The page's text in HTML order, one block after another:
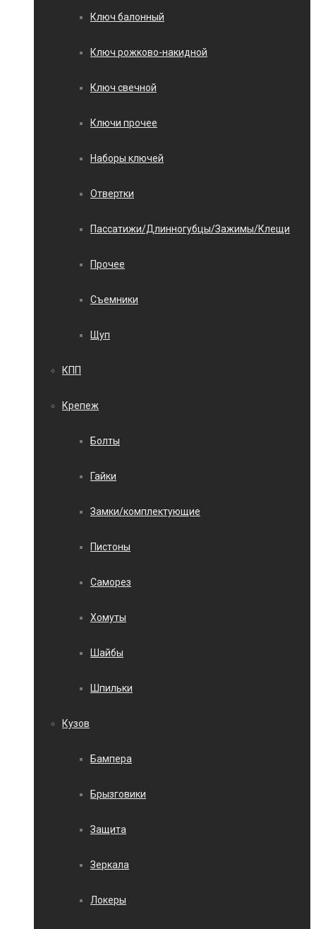
Ключ балонный
Ключ рожково-накидной
Ключ свечной
Ключи прочее
Наборы ключей
Отвертки
Пассатижи/Длинногубцы/Зажимы/Клещи
Прочее
Съемники
Щуп
КПП
Крепеж
Болты
Гайки
Замки/комплектующие
Пистоны
Саморез
Хомуты
Шайбы
Шпильки
Кузов
Бампера
Брызговики
Защита
Зеркала
Локеры